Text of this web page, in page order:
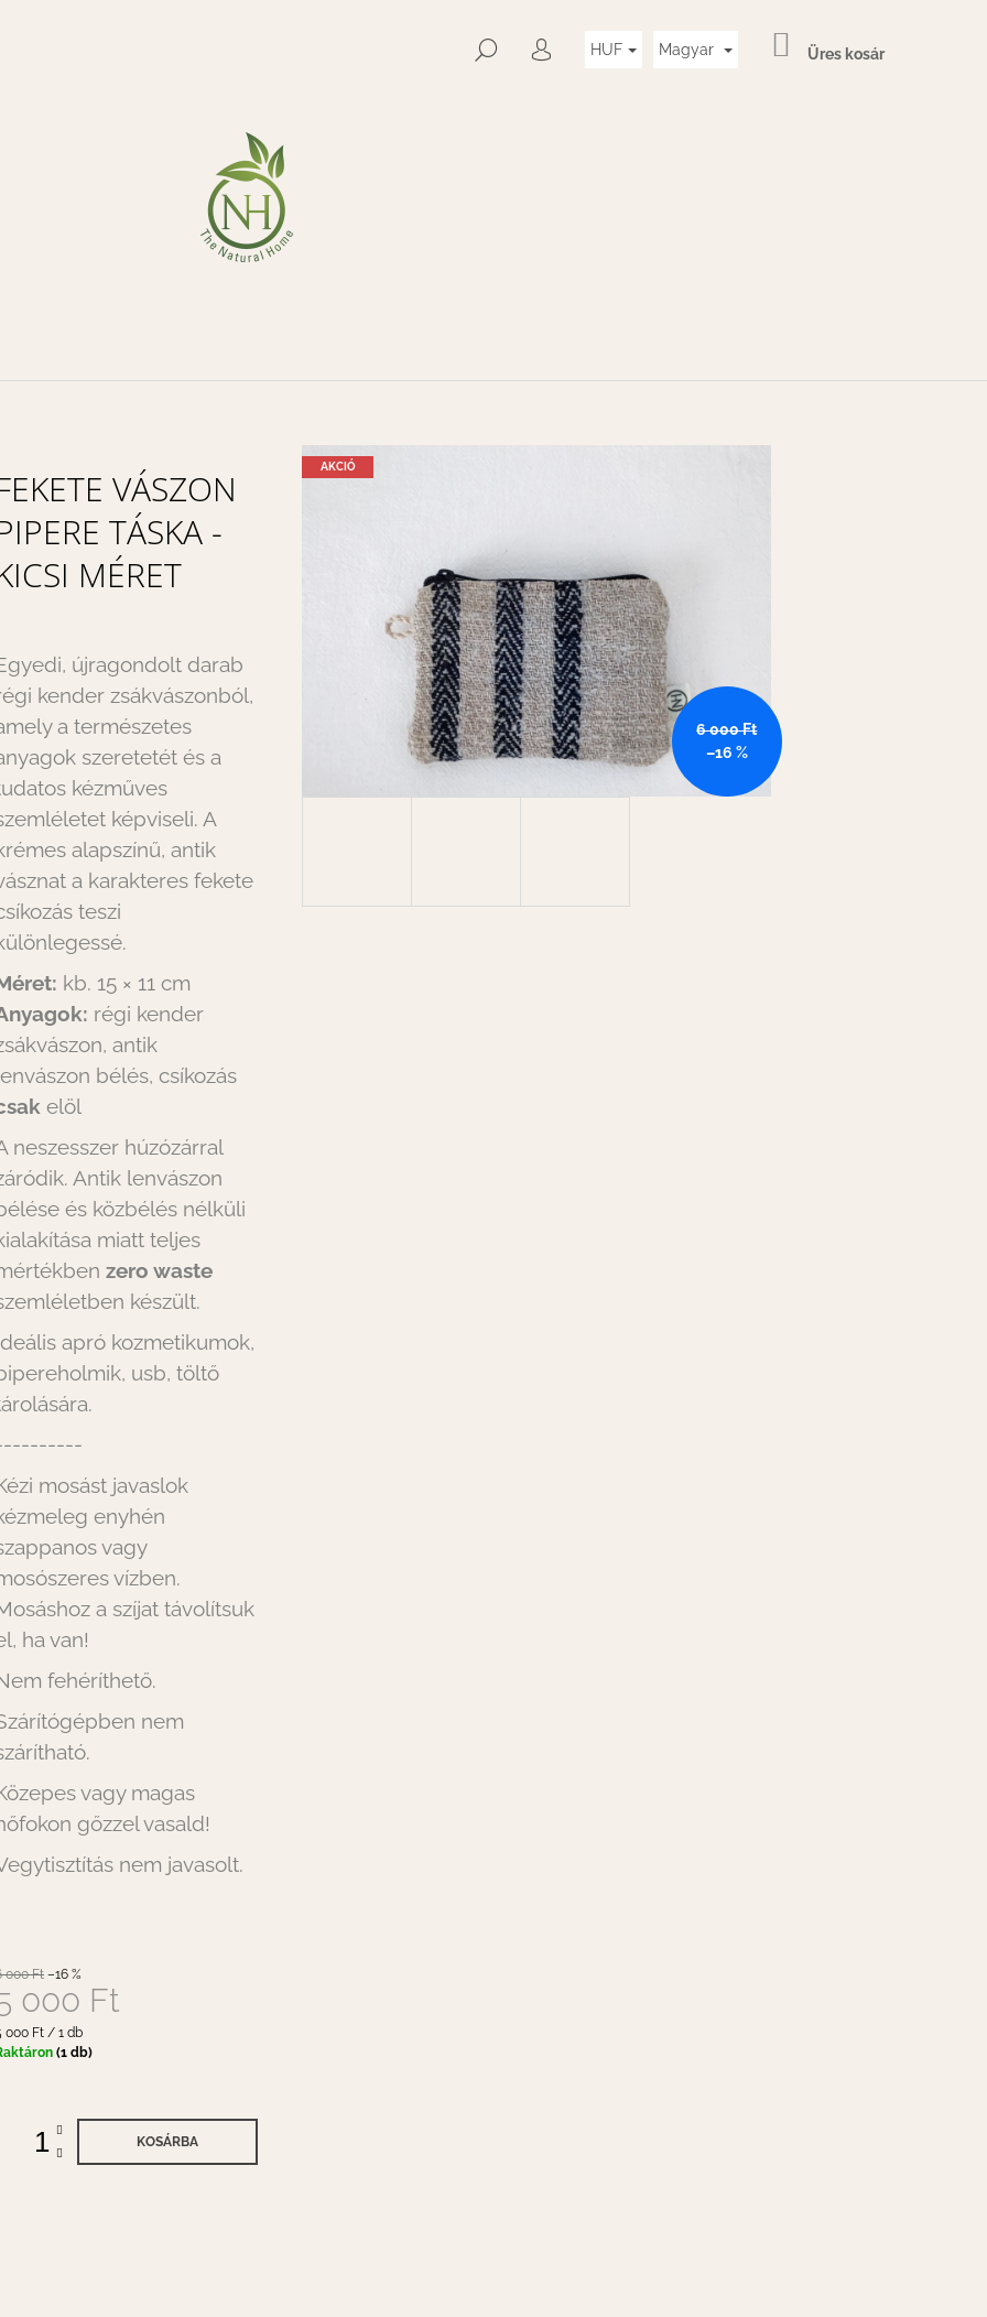
KERESÉS
BEJELENTKEZÉS
HUF Magyar KOSÁR
Üres kosár
VÁSZON
TÁSKA -
MÉRET
AKCIÓ
6 000 Ft
–16 %
újragondolt darab
kender zsákvászonból,
a természetes
szeretetét és a
kézműves
képviseli. A
alapszínű, antik
a karakteres fekete
teszi
kb. 15 × 11 cm
régi kender
antik
bélés, csíkozás
elöl
neszesszer húzózárral
Antik lenvászon
és közbélés nélküli
miatt teljes
zero waste
készült.
apró kozmetikumok,
usb, töltő
mosást javaslok
enyhén
vagy
vízben.
a szíjat távolítsuk
ha van!
fehéríthető.
nem
vagy magas
gőzzel vasald!
nem javasolt.
000 Ft –16 %
000 Ft
000 Ft / 1 db
(1 db)
KOSÁRBA
KERESÉS